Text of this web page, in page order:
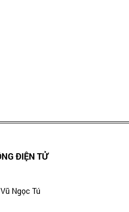
ĐIỆN TỬ
Ngọc Tú